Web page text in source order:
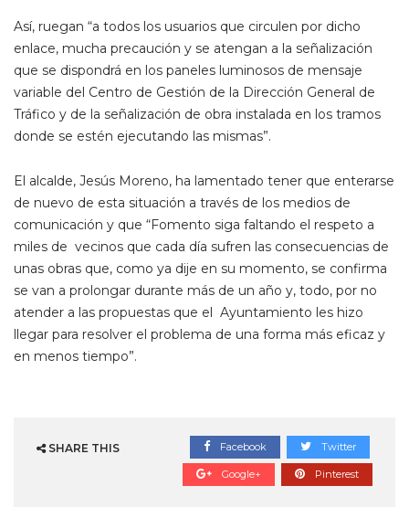
Así, ruegan “a todos los usuarios que circulen por dicho
enlace, mucha precaución y se atengan a la señalización
que se dispondrá en los paneles luminosos de mensaje
variable del Centro de Gestión de la Dirección General de
Tráfico y de la señalización de obra instalada en los tramos
donde se estén ejecutando las mismas”.
El alcalde, Jesús Moreno, ha lamentado tener que enterarse
de nuevo de esta situación a través de los medios de
comunicación y que “Fomento siga faltando el respeto a
miles de vecinos que cada día sufren las consecuencias de
unas obras que, como ya dije en su momento, se confirma
se van a prolongar durante más de un año y, todo, por no
atender a las propuestas que el Ayuntamiento les hizo
llegar para resolver el problema de una forma más eficaz y
en menos tiempo”.
SHARE THIS Facebook Twitter
Google+ Pinterest